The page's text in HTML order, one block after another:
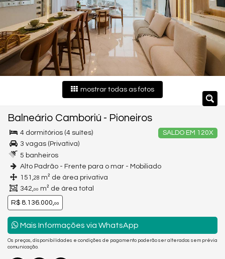
mostrar todas as fotos
Balneário Camboriú - Pioneiros
SALDO EM 120X
4 dormitórios (4 suítes)
3 vagas (Privativa)
5 banheiros
Alto Padrão - Frente para o mar - Mobiliado
151,28 m² de área privativa
342,00 m² de área total
R$ 8.136.000,00
Mais Informações via WhatsApp
Os preços, disponibilidades e condições de pagamento poderão ser alterados sem prévia
comunicação.